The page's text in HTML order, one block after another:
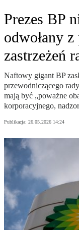
Prezes BP
odwołany
zastrzeżeń
Naftowy gigant BP
przewodniczącego
mają być „poważne
korporacyjnego,
Publikacja: 26.05.2026 14:24